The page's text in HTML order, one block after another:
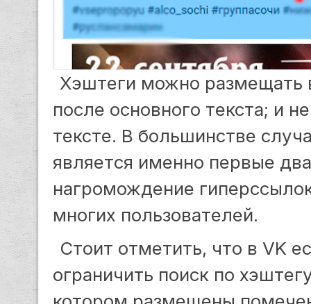
Хэштеги можно размещать
после основного текста; и
тексте. В большинстве
является именно первые
нагромождение
многих пользователей.
Стоит отметить, что в VK
ограничить поиск по